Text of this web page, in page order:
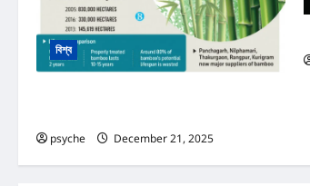
বিশ্ব
psyche
December 21, 2025